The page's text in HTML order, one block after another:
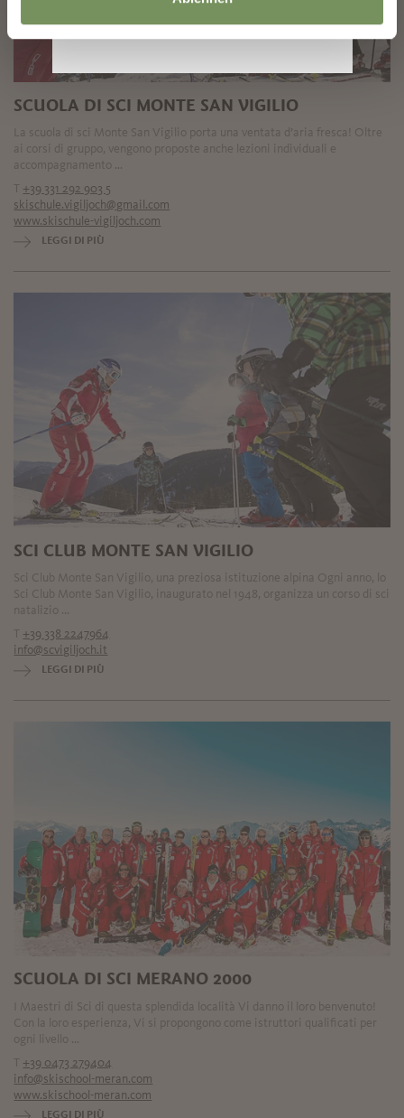
SCUOLA DI SCI MONTE SAN VIGILIO
La scuola di sci Monte San Vigilio porta una ventata d’aria fresca! Oltre
ai corsi di gruppo, vengono proposte anche lezioni individuali e
accompagnamento ...
T +39 331 292 903 5
skischule.vigiljoch@gmail.com
www.skischule-vigiljoch.com
LEGGI DI PIÙ
SCI CLUB MONTE SAN VIGILIO
Sci Club Monte San Vigilio, una preziosa istituzione alpina Ogni anno, lo
Sci Club Monte San Vigilio, inaugurato nel 1948, organizza un corso di sci
natalizio ...
T +39 338 2247964
info@scvigiljoch.it
LEGGI DI PIÙ
SCUOLA DI SCI MERANO 2000
I Maestri di Sci di questa splendida località Vi danno il loro benvenuto!
Con la loro esperienza, Vi si propongono come istruttori qualificati per
ogni livello ...
T +39 0473 279404
info@skischool-meran.com
www.skischool-meran.com
LEGGI DI PIÙ